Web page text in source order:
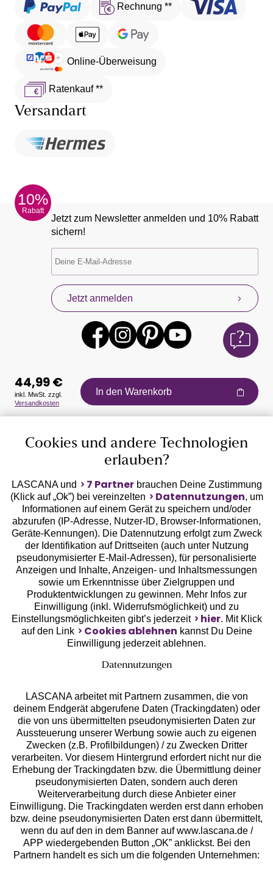
Rechnung **
Online-Überweisung
Ratenkauf **
Versandart
10%
Rabatt
Jetzt zum Newsletter anmelden und 10% Rabatt
sichern!
Jetzt anmelden
Auszeichnungen
Geprüfte Sicherheit
Unsere Apps
Services
Beratung
Über uns
Rechtliches
44,99 €
inkl. MwSt. zzgl.
Versandkosten
In den Warenkorb
Cookies und andere Technologien
erlauben?
LASCANA und 7 Partnerbrauchen Deine Zustimmung
(Klick auf „Ok”) bei vereinzelten
Datennutzungen, um
Informationen auf einem Gerät zu speichern und/oder
abzurufen (IP-Adresse, Nutzer-ID, Browser-Informationen,
Geräte-Kennungen). Die Datennutzung erfolgt zum Zweck
der Identifikation auf Drittseiten (auch unter Nutzung
pseudonymisierter E-Mail-Adressen), für personalisierte
Anzeigen und Inhalte, Anzeigen- und Inhaltsmessungen
sowie um Erkenntnisse über Zielgruppen und
Produktentwicklungen zu gewinnen. Mehr Infos zur
Einwilligung (inkl. Widerrufsmöglichkeit) und zu
Einstellungsmöglichkeiten gibt’s jederzeit
hier. Mit Klick
auf den Link
Cookies ablehnen kannst Du Deine
Einwilligung jederzeit ablehnen.
Datennutzungen
LASCANA arbeitet mit Partnern zusammen, die von
deinem Endgerät abgerufene Daten (Trackingdaten) oder
die von uns übermittelten pseudonymisierten Daten zur
Aussteuerung unserer Werbung sowie auch zu eigenen
Zwecken (z.B. Profilbildungen) / zu Zwecken Dritter
verarbeiten. Vor diesem Hintergrund erfordert nicht nur die
Erhebung der Trackingdaten bzw. die Übermittlung deiner
pseudonymisierten Daten, sondern auch deren
Weiterverarbeitung durch diese Anbieter einer
Einwilligung. Die Trackingdaten werden erst dann erhoben
bzw. deine pseudonymisierten Daten erst dann übermittelt,
wenn du auf den in dem Banner auf www.lascana.de /
APP wiedergebenden Button „OK” anklickst. Bei den
Partnern handelt es sich um die folgenden Unternehmen: